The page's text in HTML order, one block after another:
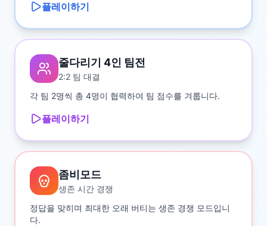
플레이하기
줄다리기 4인 팀전
2:2 팀 대결
각 팀 2명씩 총 4명이 협력하여 팀 점수를 겨룹니다.
플레이하기
좀비모드
생존 시간 경쟁
정답을 맞히며 최대한 오래 버티는 생존 경쟁 모드입니
다.